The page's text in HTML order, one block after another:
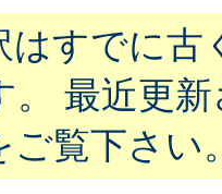
はすでに古
。 最近更
ご覧下さい